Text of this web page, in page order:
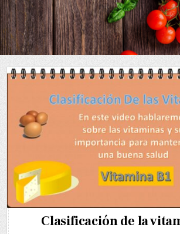
Skip
to
content
Clasificación de la